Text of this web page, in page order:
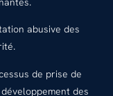
abusive des
de prise de
des